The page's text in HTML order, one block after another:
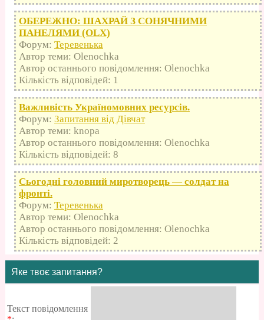
ОБЕРЕЖНО: ШАХРАЙ З СОНЯЧНИМИ
ПАНЕЛЯМИ (OLX)
Форум: Теревенька
Автор теми: Olenochka
Автор останнього повідомлення: Olenochka
Кількість відповідей: 1
Важливість Україномовних ресурсів.
Форум: Запитання від Дівчат
Автор теми: knopa
Автор останнього повідомлення: Olenochka
Кількість відповідей: 8
Сьогодні головний миротворець — солдат на
фронті.
Форум: Теревенька
Автор теми: Olenochka
Автор останнього повідомлення: Olenochka
Кількість відповідей: 2
Яке твоє запитання?
Текст повідомлення